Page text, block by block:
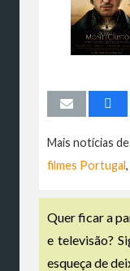
Mais notícias
filmes Portugal,
Quer ficar a
e televisão?
esqueça de